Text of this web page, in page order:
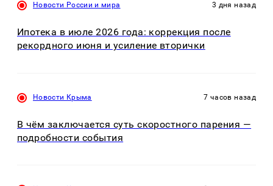
Новости России и мира 3 дня назад
Ипотека в июле 2026 года: коррекция после
рекордного июня и усиление вторички
Новости Крыма 7 часов назад
В чём заключается суть скоростного парения —
подробности события